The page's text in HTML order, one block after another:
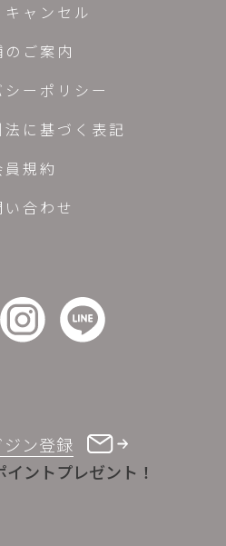
ジン登録
ントプレゼント！
ャンセル
のご案内
ーポリシー
に基づく表記
員規約
い合わせ